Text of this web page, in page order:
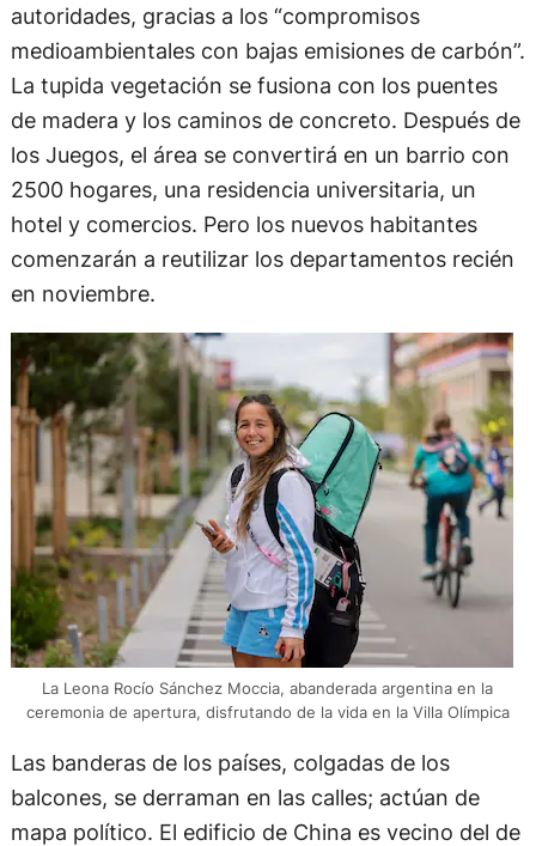
autoridades, gracias a los “compromisos
medioambientales con bajas emisiones de carbón”.
La tupida vegetación se fusiona con los puentes
de madera y los caminos de concreto. Después de
los Juegos, el área se convertirá en un barrio con
2500 hogares, una residencia universitaria, un
hotel y comercios. Pero los nuevos habitantes
comenzarán a reutilizar los departamentos recién
en noviembre.
La Leona Rocío Sánchez Moccia, abanderada argentina en la
ceremonia de apertura, disfrutando de la vida en la Villa Olímpica
Las banderas de los países, colgadas de los
balcones, se derraman en las calles; actúan de
mapa político. El edificio de China es vecino del de